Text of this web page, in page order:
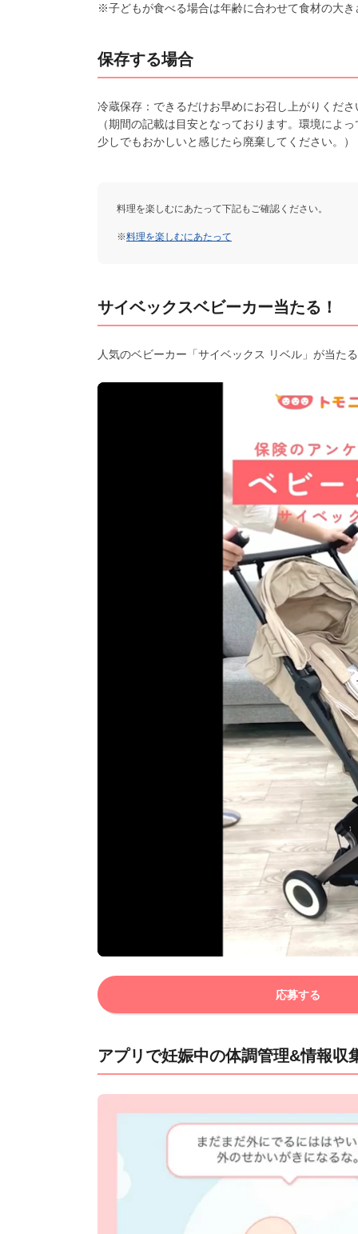
※子どもが食べる場合は年齢に合わせて食材の大
保存する場合
冷蔵保存：できるだけお早めにお召し上がりくださ
（期間の記載は目安となっております。環境によ
少しでもおかしいと感じたら廃棄してください。）
料理を楽しむにあたって下記もご確認ください。
※料理を楽しむにあたって
サイベックスベビーカー当たる！
人気のベビーカー「サイベックス リベル」が当た
応募する
アプリで妊娠中の体調管理&情報収